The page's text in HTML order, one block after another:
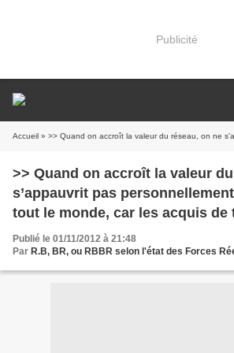
Publicité
Accueil » >> Quand on accroît la valeur du réseau, on ne s’appauvrit pas personnellement ; on enrichit tout le monde, car
>> Quand on accroît la valeur
s’appauvrit pas
tout le monde, car les acquis de
nœuds égaux dans l’effort
Publié le 01/11/2012 à 21:48
Par R.B, BR, ou RBBR selon l'état des Forces